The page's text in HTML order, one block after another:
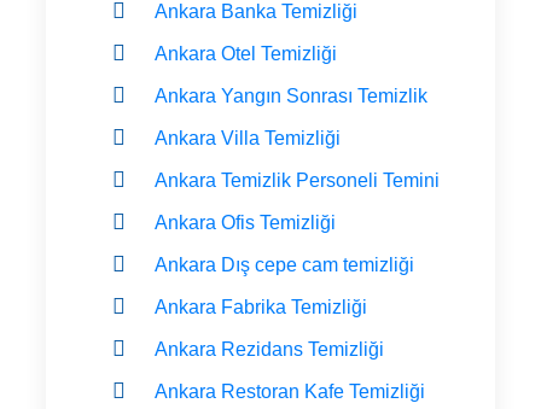
Ankara Banka Temizliği
Ankara Otel Temizliği
Ankara Yangın Sonrası Temizlik
Ankara Villa Temizliği
Ankara Temizlik Personeli Temini
Ankara Ofis Temizliği
Ankara Dış cepe cam temizliği
Ankara Fabrika Temizliği
Ankara Rezidans Temizliği
Ankara Restoran Kafe Temizliği